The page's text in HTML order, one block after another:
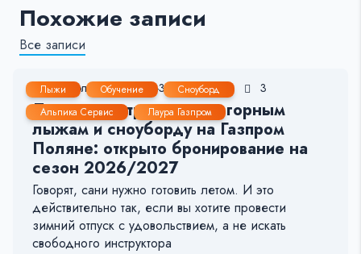
Похожие записи
Все записи
Лыжи Обучение
Сноуборд
Альпика Сервис
Лаура Газпром
10 Июл, 2026 2-3 мин. 36 3
Лучшие инструкторы по горным
лыжам и сноуборду на Газпром
Поляне: открыто бронирование на
сезон 2026/2027
Говорят, сани нужно готовить летом. И это
действительно так, если вы хотите провести
зимний отпуск с удовольствием, а не искать
свободного инструктора